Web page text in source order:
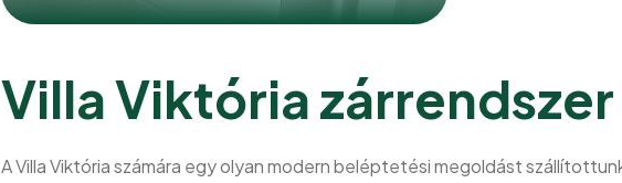
Villa Viktória
A Villa Viktória számára egy olyan modern beléptetési megoldást